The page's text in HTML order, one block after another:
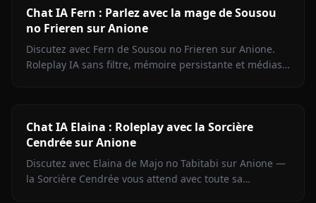
Chat IA Fern : Parlez avec la mage de Sousou
no Frieren sur Anione
Discutez avec Fern de Sousou no Frieren sur Anione.
Roleplay IA sans filtre, mémoire persistante et médias
Chat IA Elaina : Roleplay avec la Sorcière
Cendrée sur Anione
Discutez avec Elaina de Majo no Tabitabi sur Anione —
la Sorcière Cendrée vous attend avec toute sa